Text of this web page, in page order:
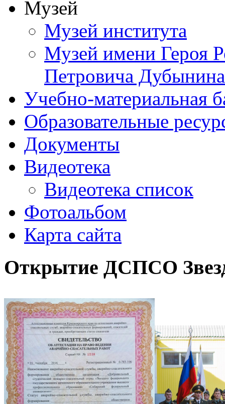
Музей
Музей института
Музей имени Героя
Петровича Дубынина
Учебно-материальная
Образовательные
Документы
Видеотека
Видеотека список
Фотоальбом
Карта сайта
Открытие ДСПСО